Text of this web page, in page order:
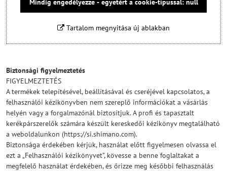
Mindig engedélyezze - egyetért a cookie-típussal: null
Tartalom megnyitása új ablakban
Biztonsági figyelmeztetés
FIGYELMEZTETÉS
A termékek telepítésével, beállításával és cseréjével kapcsolatos, a
felhasználói kézikönyvben nem szereplő információkat a vásárlás
helyén vagy a forgalmazónál biztosítjuk. A profi és tapasztalt
kerékpárszerelők számára készült kereskedői kézikönyv megtalálható
a weboldalunkon (https://si.shimano.com).
Biztonsága érdekében kérjük, használat előtt figyelmesen olvassa el
ezt a „Felhasználói kézikönyvet”, kövesse a benne foglaltakat a
megfelelő használat érdekében, és őrizze meg későbbi felhasználás